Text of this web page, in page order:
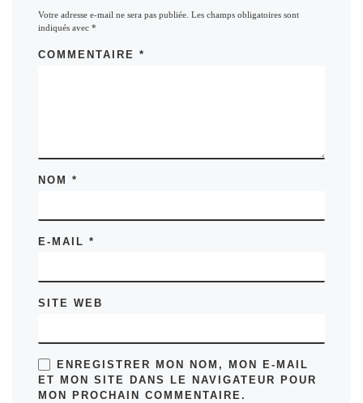
Votre adresse e-mail ne sera pas publiée. Les champs obligatoires sont
indiqués avec*
COMMENTAIRE*
NOM*
E-MAIL*
SITE WEB
ENREGISTRER MON NOM, MON E-MAIL
ET MON SITE DANS LE NAVIGATEUR POUR
MON PROCHAIN COMMENTAIRE.